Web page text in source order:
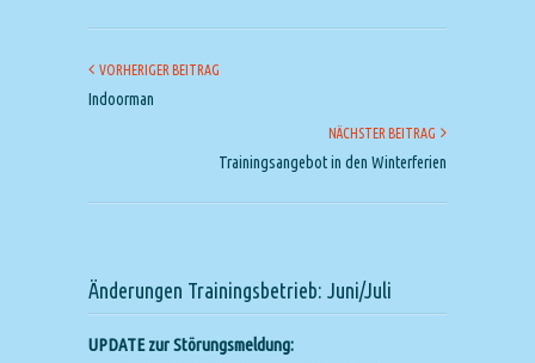
VORHERIGER BEITRAG
Indoorman
NÄCHSTER BEITRAG
Trainingsangebot in den Winterferien
Änderungen Trainingsbetrieb: Juni/Juli
UPDATE zur Störungsmeldung: